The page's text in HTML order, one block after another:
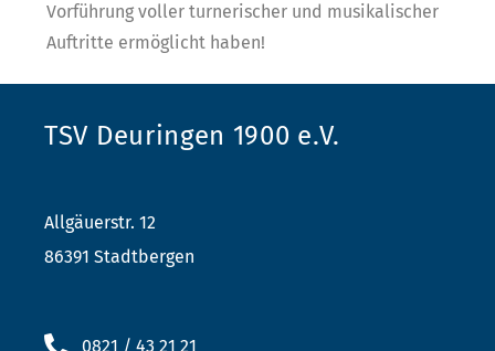
Vorführung voller turnerischer und musikalischer
Auftritte ermöglicht haben!
TSV Deuringen 1900 e.V.
Allgäuerstr. 12
86391 Stadtbergen
0821 / 43 21 21